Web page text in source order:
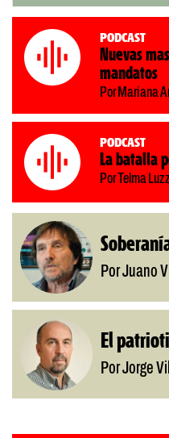
Podcast
Nuevas
mandatos
Por Mariana
Podcast
La batalla
Por Telma
Por Juano
El
Por Jorge